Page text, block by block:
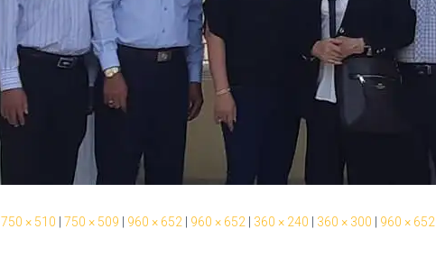
750 × 510 750 × 509 960 × 652 960 × 652 360 × 240 360 × 300 960 × 652